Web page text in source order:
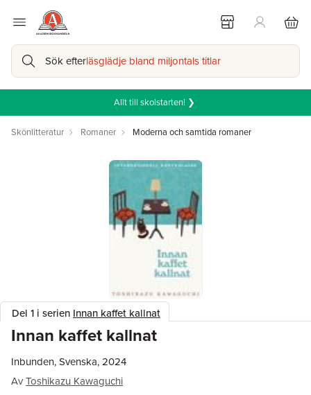
Sök efterläsglädje bland miljontals titlar
Allt till skolstarten! ❯
Skönlitteratur Romaner Moderna och samtida romaner
Del 1 i serien Innan kaffet kallnat
Innan kaffet kallnat
Inbunden, Svenska, 2024
AvToshikazu Kawaguchi